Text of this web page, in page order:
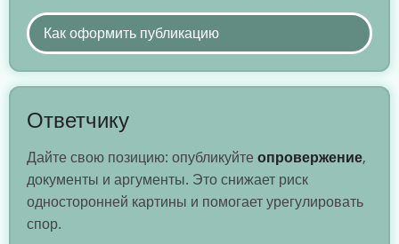
Как оформить публикацию
Ответчику
Дайте свою позицию: опубликуйте опровержение,
документы и аргументы. Это снижает риск
односторонней картины и помогает урегулировать
спор.